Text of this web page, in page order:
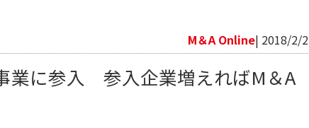
M＆A Online| 2018/2/2
業に参入 参入企業増えればM＆A